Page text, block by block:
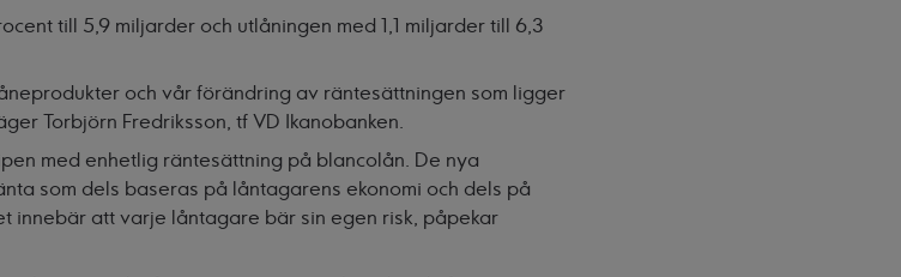
till 5,9 miljarder och utlåningen med 1,1 miljarder till 6,3
och vår förändring av räntesättningen som ligger
Torbjörn Fredriksson, tf VD Ikanobanken.
med enhetlig räntesättning på blancolån. De nya
som dels baseras på låntagarens ekonomi och dels på
innebär att varje låntagare bär sin egen risk, påpekar